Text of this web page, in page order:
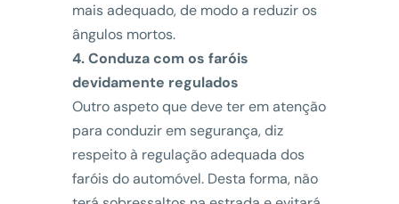
mais adequado, de modo a reduzir os
ângulos mortos.
4. Conduza com os faróis
devidamente regulados
Outro aspeto que deve ter em atenção
para conduzir em segurança, diz
respeito à regulação adequada dos
faróis do automóvel. Desta forma, não